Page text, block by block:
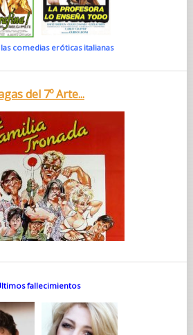
comedias eróticas italianas
del 7º Arte...
fallecimientos